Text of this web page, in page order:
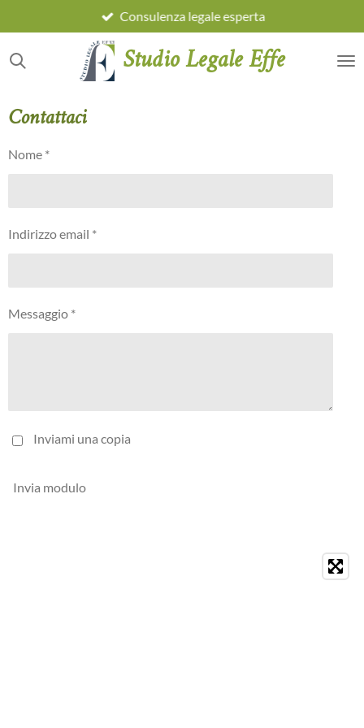
al
contenuto
Studio Legale Effe
Consulenza legale esperta
Contattaci
Nome *
Indirizzo email *
Messaggio *
Inviami una copia
Invia modulo